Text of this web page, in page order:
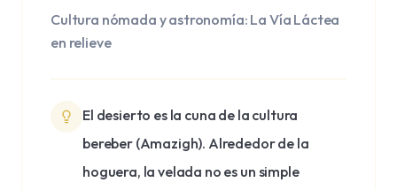
Cultura nómada y astronomía: La Vía Láctea
en relieve
El desierto es la cuna de la cultura
bereber (Amazigh). Alrededor de la
hoguera, la velada no es un simple